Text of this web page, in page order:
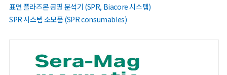
표면 플라즈몬 공명 분석기 (SPR, Biacore 시스템)
SPR 시스템 소모품 (SPR consumables)